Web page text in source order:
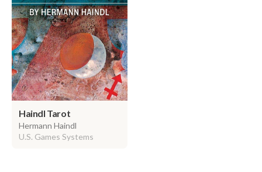
Haindl Tarot
Hermann Haindl
U.S. Games Systems